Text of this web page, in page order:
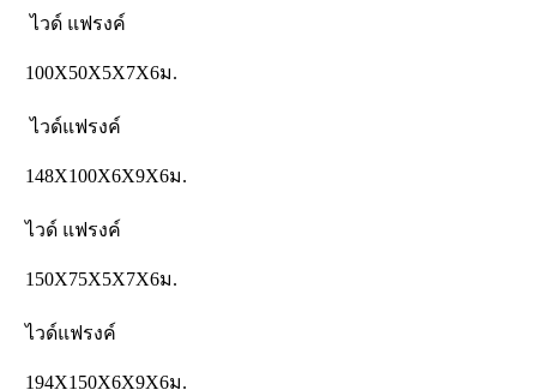
ไวด์ แฟรงค์
100X50X5X7X6ม.
ไวด์แฟรงค์
148X100X6X9X6ม.
ไวด์ แฟรงค์
150X75X5X7X6ม.
ไวด์แฟรงค์
194X150X6X9X6ม.